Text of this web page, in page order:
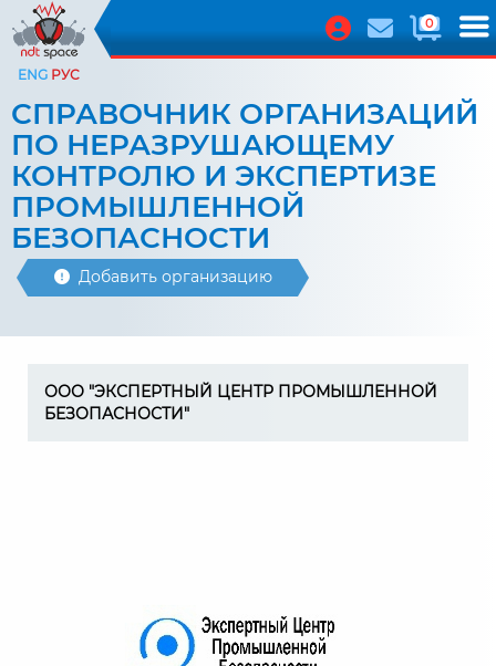
ENG РУС
0
СПРАВОЧНИК ОРГАНИЗАЦИЙ
ПО НЕРАЗРУШАЮЩЕМУ
КОНТРОЛЮ И ЭКСПЕРТИЗЕ
ПРОМЫШЛЕННОЙ
БЕЗОПАСНОСТИ
Добавить организацию
ООО "ЭКСПЕРТНЫЙ ЦЕНТР ПРОМЫШЛЕННОЙ
БЕЗОПАСНОСТИ"